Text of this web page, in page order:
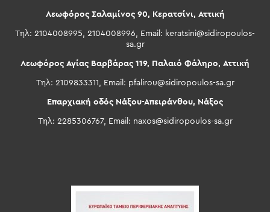
Λεωφόρος Σαλαμίνος 90, Κερατσίνι, Αττική
Τηλ: 2104008995, 2104008996, Email: keratsini@sidiropoulos-
sa.gr
Λεωφόρος Αγίας Βαρβάρας 119, Παλαιό Φάληρο, Αττική
Τηλ: 2109833311, Email: pfalirou@sidiropoulos-sa.gr
Επαρχιακή οδός Νάξου-Απειράνθου, Νάξος
Τηλ: 2285306767, Email: naxos@sidiropoulos-sa.gr